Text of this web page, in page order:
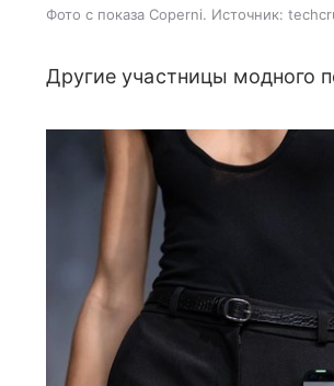
Фото с показа Coperni. Источник:
Другие участницы модного